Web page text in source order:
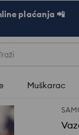
plaćanja 📲
Muškarac